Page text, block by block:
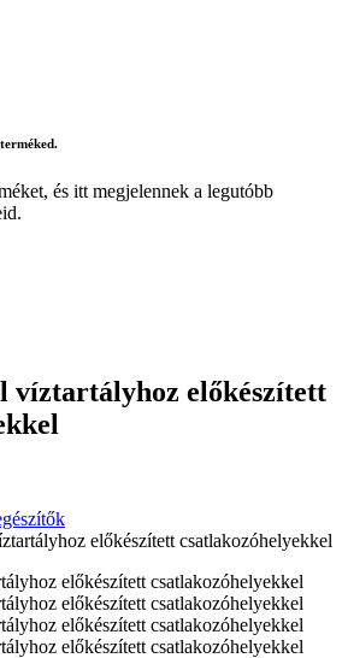
és itt megjelennek a legutóbb
víztartályhoz előkészített
előkészített csatlakozóhelyekkel